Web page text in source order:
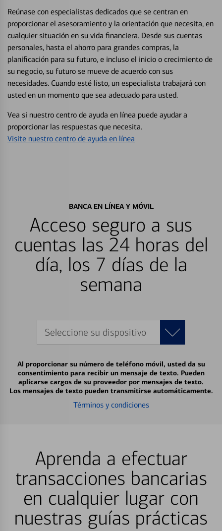
Reúnase con especialistas dedicados que se centran en
proporcionar el asesoramiento y la orientación que necesita, en
cualquier situación en su vida financiera. Desde sus cuentas
personales, hasta el ahorro para grandes compras, la
planificación para su futuro, e incluso el inicio o crecimiento de
su negocio, su futuro se mueve de acuerdo con sus
necesidades. Cuando esté listo, un especialista trabajará con
usted en un momento que sea adecuado para usted.
Vea si nuestro centro de ayuda en línea puede ayudar a
proporcionar las respuestas que necesita.
Visite nuestro centro de ayuda en línea
BANCA EN LÍNEA Y MÓVIL
Acceso seguro a sus
cuentas las 24 horas del
día, los 7 días de la
semana
Seleccione su dispositivo
Al proporcionar su número de teléfono móvil, usted da su
consentimiento para recibir un mensaje de texto. Pueden
aplicarse cargos de su proveedor por mensajes de texto.
Los mensajes de texto pueden transmitirse automáticamente.
Términos y condiciones
Aprenda a efectuar
transacciones bancarias
en cualquier lugar con
nuestras guías prácticas